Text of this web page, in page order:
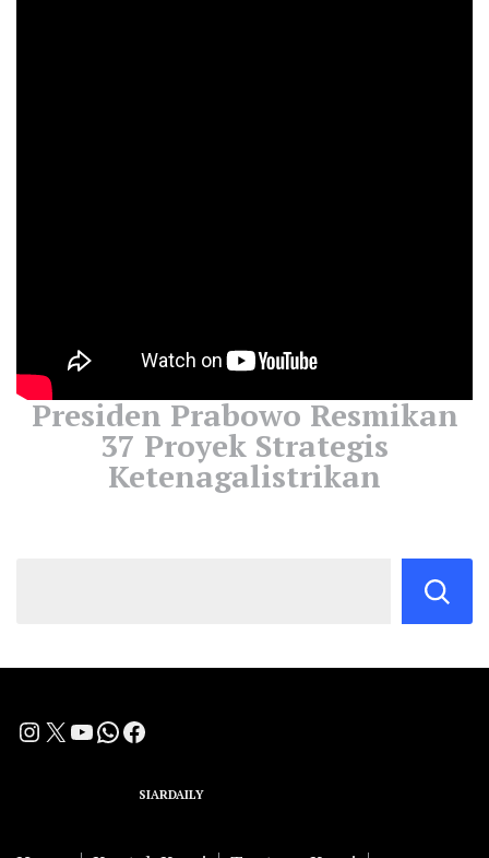
Presiden Prabowo Resmikan
37 Proyek Strategis
Ketenagalistrikan
Instagram
X YouTube
WhatsApp
Facebook
SIARDAILY